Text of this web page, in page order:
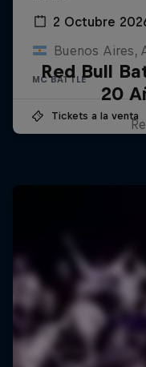
2 Octubre
Buenos Aires,
MC BATTLE
Tickets a la venta
Red Bull
20